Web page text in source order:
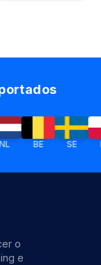
BE SE
o
e